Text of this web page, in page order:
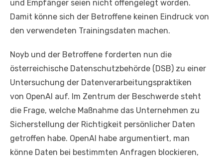
und Empfänger seien nicht offengelegt worden.
Damit könne sich der Betroffene keinen Eindruck von
den verwendeten Trainingsdaten machen.
Noyb und der Betroffene forderten nun die
österreichische Datenschutzbehörde (DSB) zu einer
Untersuchung der Datenverarbeitungspraktiken
von OpenAI auf. Im Zentrum der Beschwerde steht
die Frage, welche Maßnahme das Unternehmen zu
Sicherstellung der Richtigkeit persönlicher Daten
getroffen habe. OpenAI habe argumentiert, man
könne Daten bei bestimmten Anfragen blockieren,